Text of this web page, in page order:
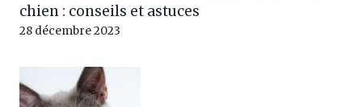
chien : conseils et astuces
28 décembre 2023